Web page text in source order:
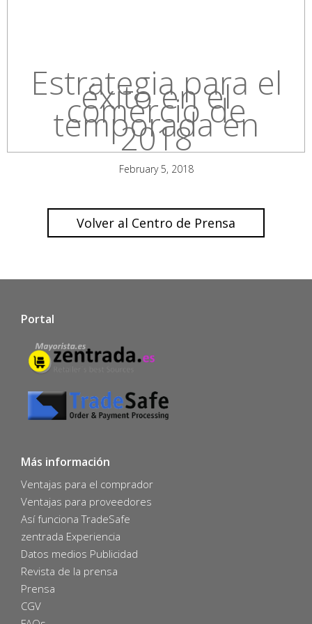
Estrategia para el
éxito en el
comercio de
temporada en
2018
February 5, 2018
Volver al Centro de Prensa
Portal
Más información
Ventajas para el comprador
Ventajas para proveedores
Así funciona TradeSafe
zentrada Experiencia
Datos medios Publicidad
Revista de la prensa
Prensa
CGV